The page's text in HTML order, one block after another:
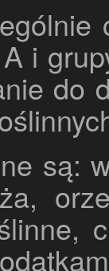
i
do
są: